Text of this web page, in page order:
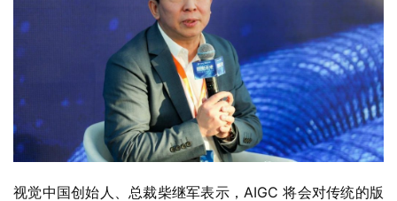
视觉中国创始人、总裁柴继军表示，AIGC 将会对传统的版
权生态形成极大挑战。在他看来，人类创作与机器创作能否